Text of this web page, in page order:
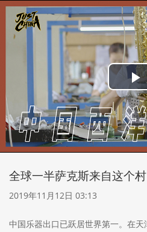
Play
全球一半萨克斯来自这个村
2019年11月12日 03:13
中国乐器出口已跃居世界第一。在